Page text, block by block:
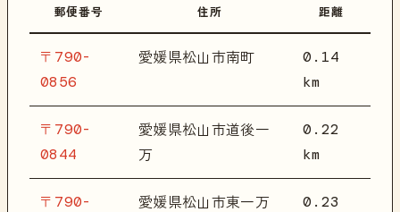
郵便番号 住所 距離
〒790-
0856
愛媛県松山市南町
0.14
km
〒790-
0844
愛媛県松山市道後一
万
0.22
km
〒790- 愛媛県松山市東一万 0.23